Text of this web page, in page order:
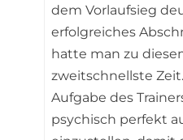
dem Vorlaufsieg
erfolgreiches
hatte man zu
zweitschnellste
Aufgabe des
psychisch perfekt